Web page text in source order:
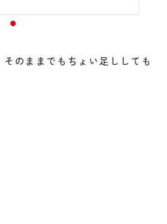
のままでもちょい足ししても